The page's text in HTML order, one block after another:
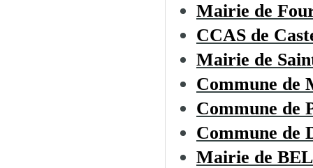
Mairie de
CCAS de
Mairie de
Commune de
Commune de
Commune de
Mairie de